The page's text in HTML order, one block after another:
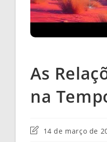
As
na
Última14 de março de